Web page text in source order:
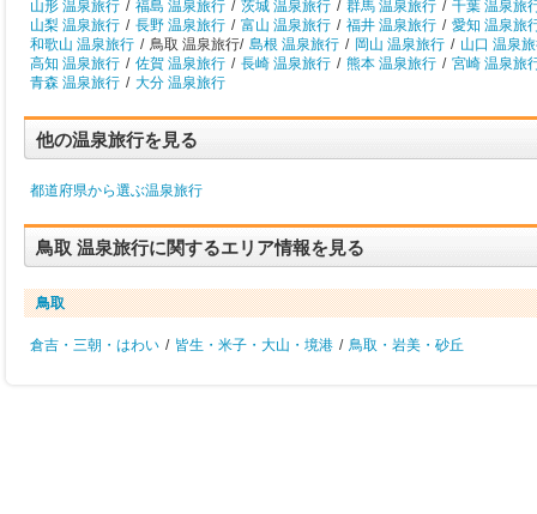
山形 温泉旅行 / 福島 温泉旅行 / 茨城 温泉旅行 / 群馬 温泉旅行 / 千葉 温泉旅
山梨 温泉旅行 / 長野 温泉旅行 / 富山 温泉旅行 / 福井 温泉旅行 / 愛知 温泉旅
和歌山 温泉旅行 / 鳥取 温泉旅行/ 島根 温泉旅行 / 岡山 温泉旅行 / 山口 温泉
高知 温泉旅行 / 佐賀 温泉旅行 / 長崎 温泉旅行 / 熊本 温泉旅行 / 宮崎 温泉旅
青森 温泉旅行 / 大分 温泉旅行
他の温泉旅行を見る
都道府県から選ぶ温泉旅行
鳥取 温泉旅行に関するエリア情報を見る
鳥取
倉吉・三朝・はわい / 皆生・米子・大山・境港 / 鳥取・岩美・砂丘